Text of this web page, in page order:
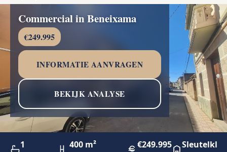
Commercial in Beneixama
€249.995
INFORMATIE AANVRAGEN
BEKIJK ANALYSE
1 400 m² €249.995